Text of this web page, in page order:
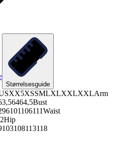
Størrelsesguide